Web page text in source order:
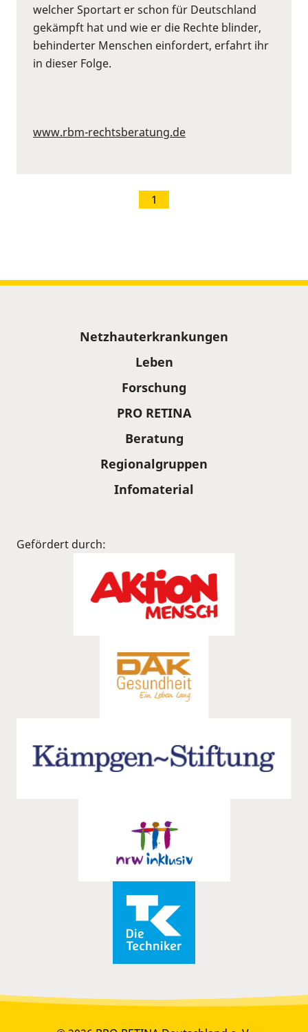
welcher Sportart er schon für Deutschland
gekämpft hat und wie er die Rechte blinder,
behinderter Menschen einfordert, erfahrt ihr
in dieser Folge.
www.rbm-rechtsberatung.de
1
Netzhauterkrankungen
Leben
Forschung
PRO RETINA
Beratung
Regionalgruppen
Infomaterial
Gefördert durch: